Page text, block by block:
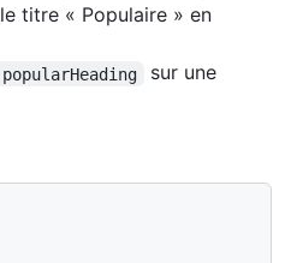
titre « Populaire » en
sur une